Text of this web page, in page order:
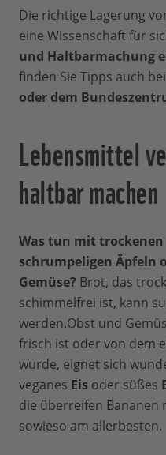
Die richtige Lagerung
eine Wissenschaft für
und Haltbarmachung
finden Sie Tipps auch
oder dem
Lebensmittel
haltbar machen
Was tun mit
schrumpeligen Äpfeln
Gemüse? Brot, das
schimmelfrei ist, kann
werden.Obst und
frisch ist oder von dem
wurde, eignet sich
veganes Eis oder süßes
die überreifen Bananen
sowieso am allerbesten.